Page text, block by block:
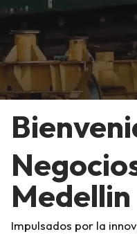
Medellin
Impulsados por la